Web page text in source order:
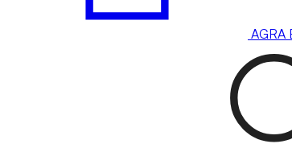
AGRA